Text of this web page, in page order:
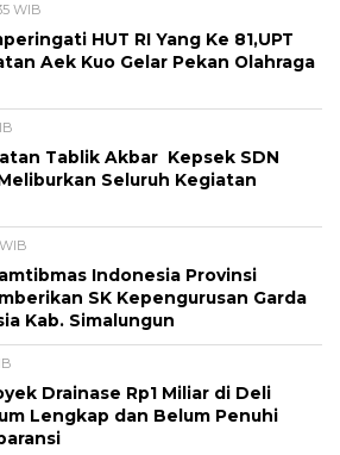
WIB
HUT RI Yang Ke 81,UPT
Aek Kuo Gelar Pekan Olahraga
Tablik Akbar Kepsek SDN
Seluruh Kegiatan
Indonesia Provinsi
SK Kepengurusan Garda
Kab. Simalungun
Drainase Rp1 Miliar di Deli
Lengkap dan Belum Penuhi